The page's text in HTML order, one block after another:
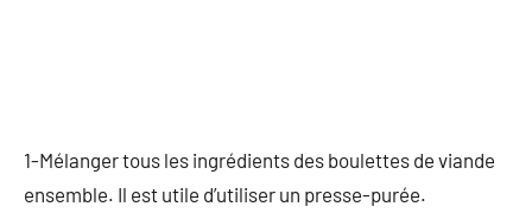
1-Mélanger tous les ingrédients des boulettes de viande
ensemble. Il est utile d’utiliser un presse-purée.